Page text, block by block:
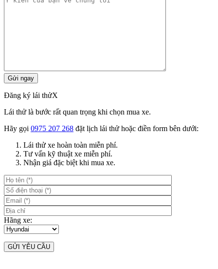
Đăng ký lái thửX
Lái thử là bước rất quan trọng khi chọn mua xe.
Hãy gọi 0975 207 268 đặt lịch lái thử hoặc điền form bên dưới:
Lái thử xe hoàn toàn miễn phí.
Tư vấn kỹ thuật xe miễn phí.
Nhận giá đặc biệt khi mua xe.
Hãng xe: